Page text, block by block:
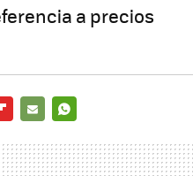
a precios
MAIL